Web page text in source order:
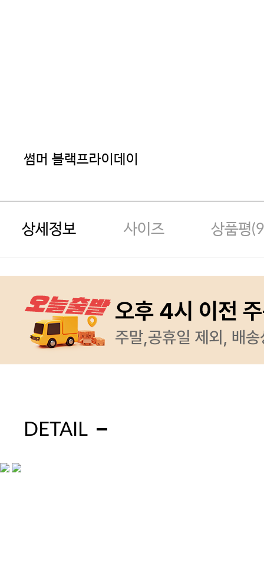
썸머 블랙프라이데이
상세정보 사이즈 상품평(9
DETAIL